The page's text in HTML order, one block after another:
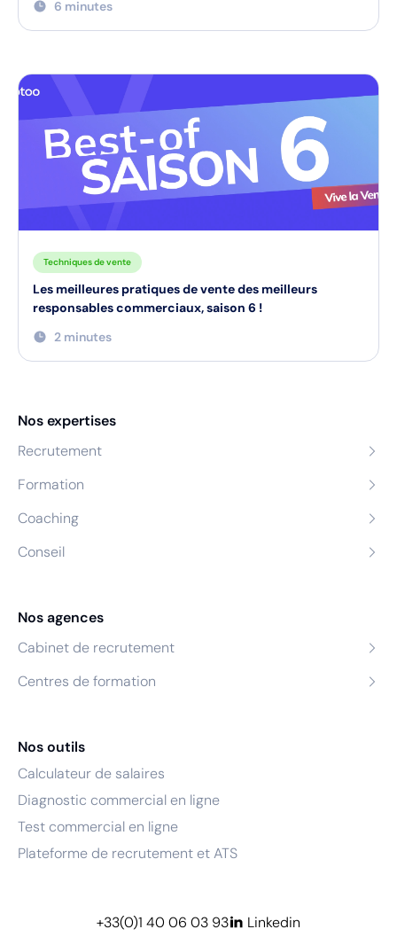
6 minutes
Techniques de vente
Les meilleures pratiques de vente des meilleurs
responsables commerciaux, saison 6 !
2 minutes
Nos expertises
Recrutement
Formation
Coaching
Conseil
Nos agences
Cabinet de recrutement
Centres de formation
Nos outils
Calculateur de salaires
Diagnostic commercial en ligne
Test commercial en ligne
Plateforme de recrutement et ATS
+33(0)1 40 06 03 93 Linkedin